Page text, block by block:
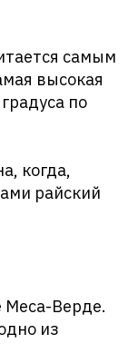
самым
высокая
по
когда,
райский
Меса-Верде.
из